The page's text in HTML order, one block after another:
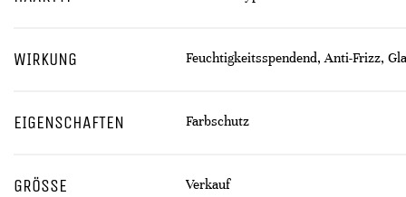
WIRKUNG Feuchtigkeitsspendend, Anti-Frizz,
EIGENSCHAFTEN Farbschutz
GRÖSSE Verkauf